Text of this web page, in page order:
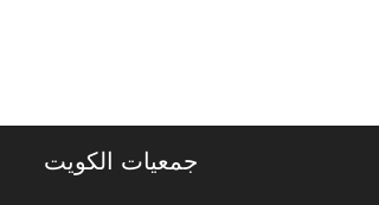
جمعيات الكويت